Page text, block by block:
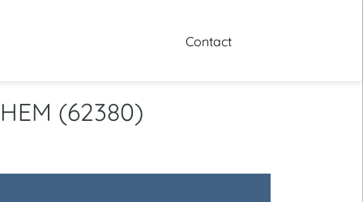
Contact
(62380)